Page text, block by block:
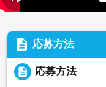
description 応募方法
description 応募方法